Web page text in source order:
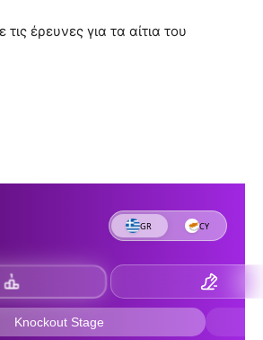
έρευνες για τα αίτια του